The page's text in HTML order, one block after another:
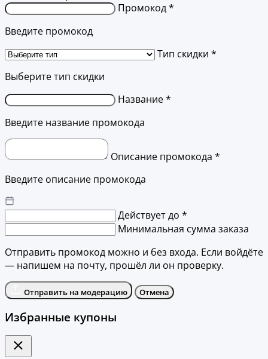
Промокод *
Введите промокод
Тип скидки *
Выберите тип скидки
Название *
Введите название промокода
Описание промокода *
Введите описание промокода
Действует до *
Минимальная сумма заказа
Отправить промокод можно и без входа. Если войдёте
— напишем на почту, прошёл ли он проверку.
Отправить на модерацию Отмена
Избранные купоны